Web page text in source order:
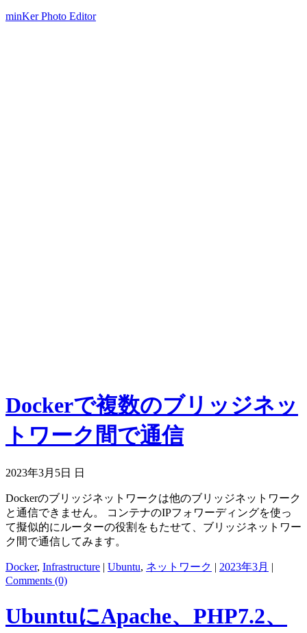
minKer Photo Editor
Dockerで複数のブリッジネッ
トワーク間で通信
2023年3月5日 日
Dockerのブリッジネットワークは他のブリッジネットワーク
と通信できません。 コンテナのIPフォワーディングを使っ
て擬似的にルーターの役割をもたせて、ブリッジネットワー
ク間で通信してみます。
Docker, Infrastructure | Ubuntu, ネットワーク | 2023年3月 |
Comments (0)
UbuntuにApache、PHP7.2、